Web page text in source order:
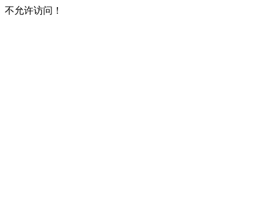
不允许访问！